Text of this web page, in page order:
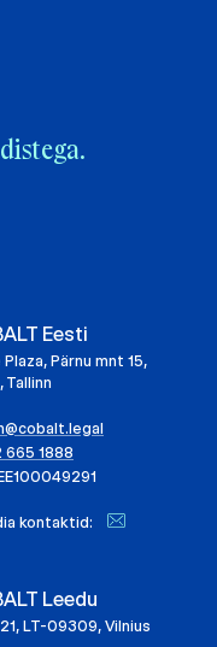
Eesti
Plaza, Pärnu mnt 15,
Tallinn
665 1888
kontaktid:
Leedu
LT-09309, Vilnius